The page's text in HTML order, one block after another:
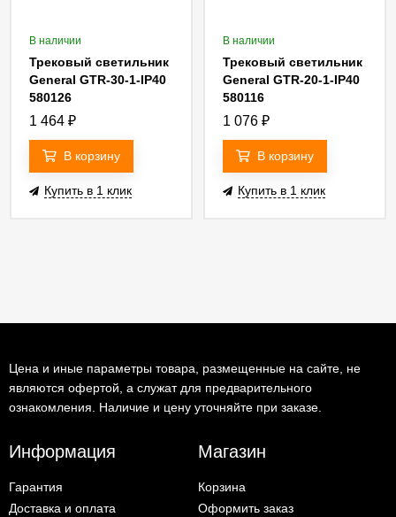
В наличии
Трековый светильник
General GTR-30-1-IP40
580126
1 464 ₽
В корзину
Купить в 1 клик
В наличии
Трековый светильник
General GTR-20-1-IP40
580116
1 076 ₽
В корзину
Купить в 1 клик
Цена и иные параметры товара, размещенные на сайте, не
являются офертой, а служат для предварительного
ознакомления. Наличие и цену уточняйте при заказе.
Информация
Гарантия
Доставка и оплата
Магазин
Корзина
Оформить заказ